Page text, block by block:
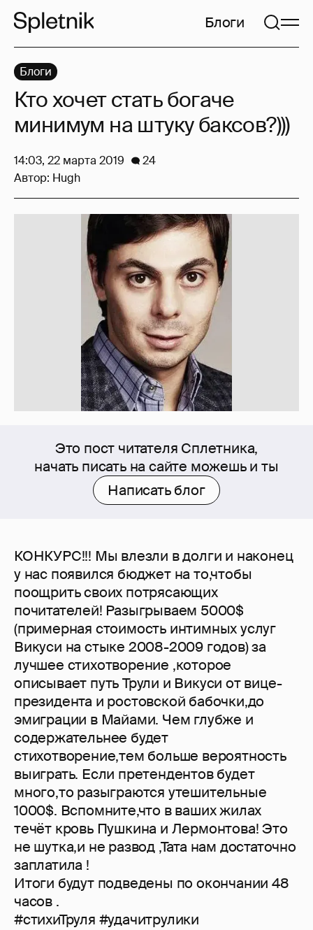
Блоги
Это пост читателя Сплетника,
начать писать на сайте можешь и ты
Написать блог
КОНКУРС!!! Мы влезли в долги и наконец
у нас появился бюджет на то,чтобы
поощрить своих потрясающих
почитателей! Разыгрываем 5000$
(примерная стоимость интимных услуг
Викуси на стыке 2008-2009 годов) за
лучшее стихотворение ,которое
описывает путь Трули и Викуси от вице-
президента и ростовской бабочки,до
эмиграции в Майами. Чем глубже и
содержательнее будет
стихотворение,тем больше вероятность
выиграть. Если претендентов будет
много,то разыграются утешительные
1000$. Вспомните,что в ваших жилах
течёт кровь Пушкина и Лермонтова! Это
не шутка,и не развод ,Тата нам достаточно
заплатила !
Итоги будут подведены по окончании 48
часов .
#стихиТруля #удачитрулики
Блоги
Кто хочет стать богаче
минимум на штуку баксов?)))
14:03, 22 марта 2019
24
Автор: Hugh